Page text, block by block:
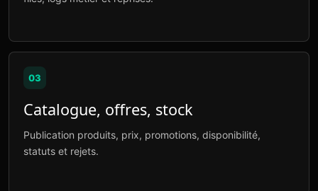
03
Catalogue, offres, stock
Publication produits, prix, promotions, disponibilité,
statuts et rejets.